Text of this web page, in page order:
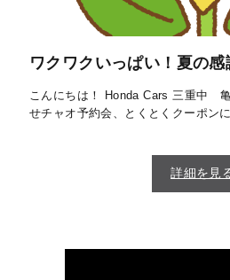
ワクワクいっぱい！夏の
こんにちは！ Honda Cars 三重中
せチャオ予約会、とくとくクーポン
詳細を見